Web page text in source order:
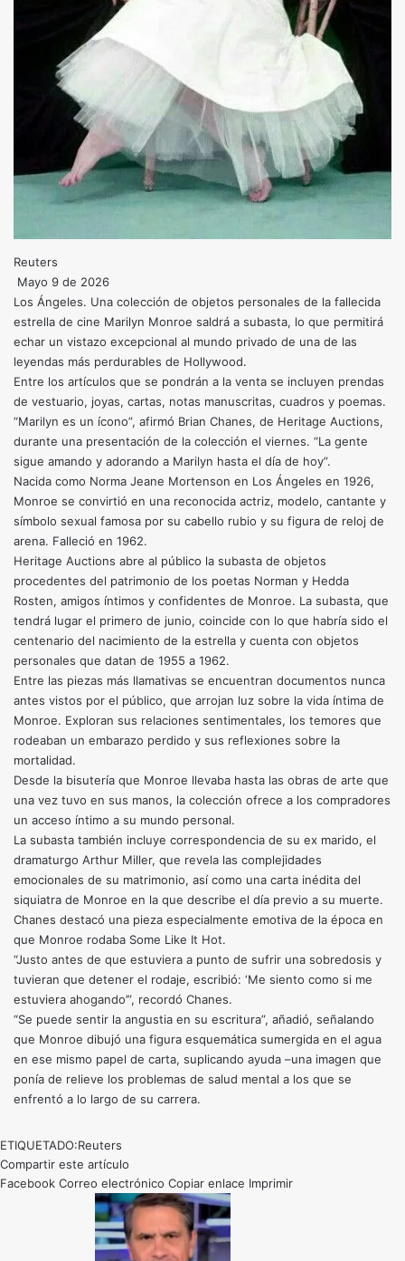
Reuters
Mayo 9 de 2026
Los Ángeles. Una colección de objetos personales de la fallecida
estrella de cine Marilyn Monroe saldrá a subasta, lo que permitirá
echar un vistazo excepcional al mundo privado de una de las
leyendas más perdurables de Hollywood.
Entre los artículos que se pondrán a la venta se incluyen prendas
de vestuario, joyas, cartas, notas manuscritas, cuadros y poemas.
“Marilyn es un ícono”, afirmó Brian Chanes, de Heritage Auctions,
durante una presentación de la colección el viernes. “La gente
sigue amando y adorando a Marilyn hasta el día de hoy”.
Nacida como Norma Jeane Mortenson en Los Ángeles en 1926,
Monroe se convirtió en una reconocida actriz, modelo, cantante y
símbolo sexual famosa por su cabello rubio y su figura de reloj de
arena. Falleció en 1962.
Heritage Auctions abre al público la subasta de objetos
procedentes del patrimonio de los poetas Norman y Hedda
Rosten, amigos íntimos y confidentes de Monroe. La subasta, que
tendrá lugar el primero de junio, coincide con lo que habría sido el
centenario del nacimiento de la estrella y cuenta con objetos
personales que datan de 1955 a 1962.
Entre las piezas más llamativas se encuentran documentos nunca
antes vistos por el público, que arrojan luz sobre la vida íntima de
Monroe. Exploran sus relaciones sentimentales, los temores que
rodeaban un embarazo perdido y sus reflexiones sobre la
mortalidad.
Desde la bisutería que Monroe llevaba hasta las obras de arte que
una vez tuvo en sus manos, la colección ofrece a los compradores
un acceso íntimo a su mundo personal.
La subasta también incluye correspondencia de su ex marido, el
dramaturgo Arthur Miller, que revela las complejidades
emocionales de su matrimonio, así como una carta inédita del
siquiatra de Monroe en la que describe el día previo a su muerte.
Chanes destacó una pieza especialmente emotiva de la época en
que Monroe rodaba Some Like It Hot.
“Justo antes de que estuviera a punto de sufrir una sobredosis y
tuvieran que detener el rodaje, escribió: ‘Me siento como si me
estuviera ahogando’”, recordó Chanes.
“Se puede sentir la angustia en su escritura”, añadió, señalando
que Monroe dibujó una figura esquemática sumergida en el agua
en ese mismo papel de carta, suplicando ayuda –una imagen que
ponía de relieve los problemas de salud mental a los que se
enfrentó a lo largo de su carrera.
ETIQUETADO:Reuters
Compartir este artículo
Facebook Correo electrónico Copiar enlace Imprimir